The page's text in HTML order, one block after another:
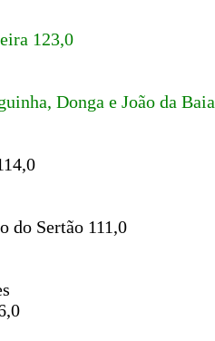
123,0
Donga e João da
do Sertão 111,0